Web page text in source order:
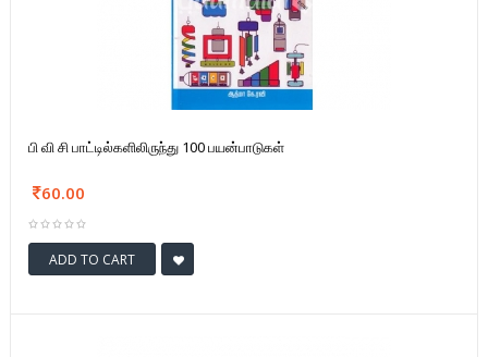
பி வி சி பாட்டில்களிலிருந்து 100 பயன்பாடுகள்
60.00
ADD TO CART